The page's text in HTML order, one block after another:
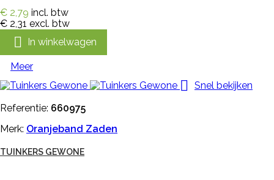
€ 2,79 incl. btw
€ 2,31 excl. btw
 In winkelwagen
Meer

Snel bekijken
Referentie: 660975
Merk: Oranjeband Zaden
TUINKERS GEWONE